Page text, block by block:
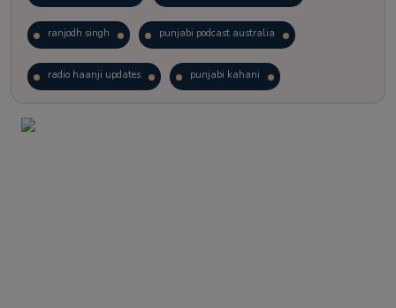
ranjodh singh punjabi podcast australia
radio haanji updates punjabi kahani